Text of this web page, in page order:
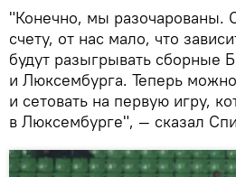
"Конечно, мы разочарованы.
счету, от нас мало, что
будут разыгрывать сборные
и Люксембурга. Теперь
и сетовать на первую игру,
в Люксембурге", — сказал